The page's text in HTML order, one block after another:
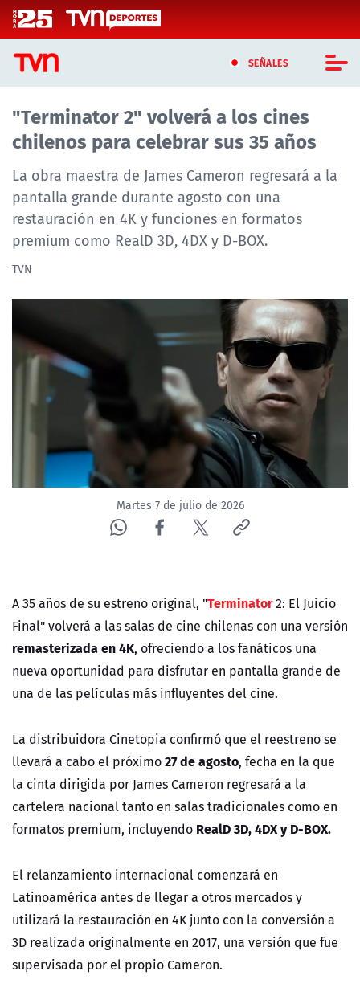
Click acá para ir directamente al contenido
SEÑALES
CASTING MASTERCHEF CHILE
CASTING TVN VERTICAL
TVN VERTICAL
TVN PLAY
PROGRAMAS
NTV
ACTUALIDAD Y TENDENCIAS
CORPORATIVO Y TRANSPARENCIA
CANAL DE DENUNCIAS
ÁREA DE PROYECTOS
"Terminator 2" volverá a los cines
chilenos para celebrar sus 35 años
La obra maestra de James Cameron regresará a la
pantalla grande durante agosto con una
restauración en 4K y funciones en formatos
premium como RealD 3D, 4DX y D-BOX.
TVN
Martes 7 de julio de 2026
A 35 años de su estreno original, "Terminator2: El Juicio
Final" volverá a las salas de cine chilenas con una versión
remasterizada en 4K, ofreciendo a los fanáticos una
nueva oportunidad para disfrutar en pantalla grande de
una de las películas más influyentes del cine.
La distribuidora Cinetopia confirmó que el reestreno se
llevará a cabo el próximo27 de agosto, fecha en la que
la cinta dirigida por James Cameron regresará a la
cartelera nacional tanto en salas tradicionales como en
formatos premium, incluyendo RealD 3D, 4DX y D-BOX.
El relanzamiento internacional comenzará en
Latinoamérica antes de llegar a otros mercados y
utilizará la restauración en 4K junto con la conversión a
3D realizada originalmente en 2017, una versión que fue
supervisada por el propio Cameron.